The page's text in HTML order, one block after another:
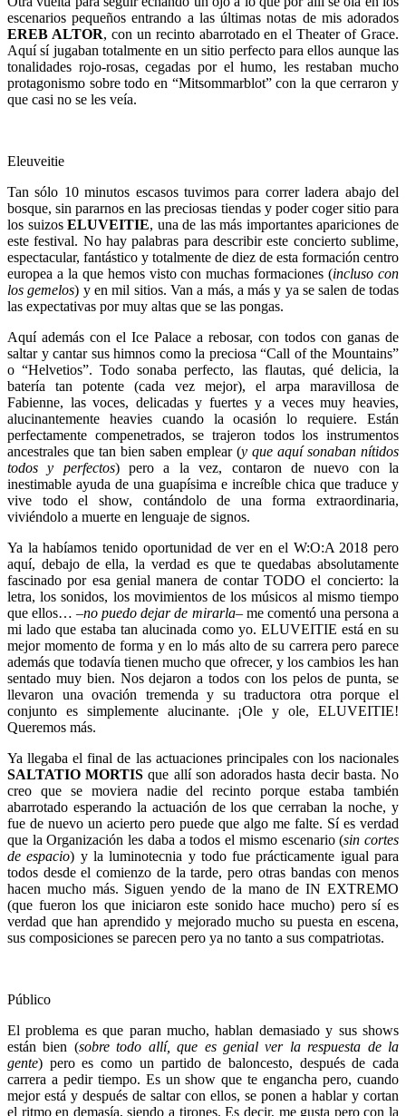
escenarios pequeños entrando a las últimas notas de mis adorados
EREB ALTOR, con un recinto abarrotado en el Theater of Grace.
Aquí sí jugaban totalmente en un sitio perfecto para ellos aunque las
tonalidades rojo-rosas, cegadas por el humo, les restaban mucho
protagonismo sobre todo en “Mitsommarblot” con la que cerraron y
que casi no se les veía.
Eleuveitie
Tan sólo 10 minutos escasos tuvimos para correr ladera abajo del
bosque, sin pararnos en las preciosas tiendas y poder coger sitio para
los suizosELUVEITIE, una de las más importantes apariciones de
este festival. No hay palabras para describir este concierto sublime,
espectacular, fantástico y totalmente de diez de esta formación centro
europea a la que hemos visto con muchas formaciones (incluso con
los gemelos) y en mil sitios. Van a más, a más y ya se salen de todas
las expectativas por muy altas que se las pongas.
Aquí además con el Ice Palace a rebosar, con todos con ganas de
saltar y cantar sus himnos como la preciosa “Call of the Mountains”
o “Helvetios”. Todo sonaba perfecto, las flautas, qué delicia, la
batería tan potente (cada vez mejor), el arpa maravillosa de
Fabienne, las voces, delicadas y fuertes y a veces muy heavies,
alucinantemente heavies cuando la ocasión lo requiere. Están
perfectamente compenetrados, se trajeron todos los instrumentos
ancestrales que tan bien saben emplear (y que aquí sonaban nítidos
todos y perfectos) pero a la vez, contaron de nuevo con la
inestimable ayuda de una guapísima e increíble chica que traduce y
vive todo el show, contándolo de una forma extraordinaria,
viviéndolo a muerte en lenguaje de signos.
Ya la habíamos tenido oportunidad de ver en el W:O:A 2018 pero
aquí, debajo de ella, la verdad es que te quedabas absolutamente
fascinado por esa genial manera de contar TODO el concierto: la
letra, los sonidos, los movimientos de los músicos al mismo tiempo
que ellos… –no puedo dejar de mirarla– me comentó una persona a
mi lado que estaba tan alucinada como yo. ELUVEITIE está en su
mejor momento de forma y en lo más alto de su carrera pero parece
además que todavía tienen mucho que ofrecer, y los cambios les han
sentado muy bien. Nos dejaron a todos con los pelos de punta, se
llevaron una ovación tremenda y su traductora otra porque el
conjunto es simplemente alucinante. ¡Ole y ole, ELUVEITIE!
Queremos más.
Ya llegaba el final de las actuaciones principales con los nacionales
SALTATIO MORTIS que allí son adorados hasta decir basta. No
creo que se moviera nadie del recinto porque estaba también
abarrotado esperando la actuación de los que cerraban la noche, y
fue de nuevo un acierto pero puede que algo me falte. Sí es verdad
que la Organización les daba a todos el mismo escenario (sin cortes
de espacio) y la luminotecnia y todo fue prácticamente igual para
todos desde el comienzo de la tarde, pero otras bandas con menos
hacen mucho más. Siguen yendo de la mano de IN EXTREMO
(que fueron los que iniciaron este sonido hace mucho) pero sí es
verdad que han aprendido y mejorado mucho su puesta en escena,
sus composiciones se parecen pero ya no tanto a sus compatriotas.
Público
El problema es que paran mucho, hablan demasiado y sus shows
están bien (sobre todo allí, que es genial ver la respuesta de la
gente) pero es como un partido de baloncesto, después de cada
carrera a pedir tiempo. Es un show que te engancha pero, cuando
mejor está y después de saltar con ellos, se ponen a hablar y cortan
el ritmo en demasía, siendo a tirones. Es decir, me gusta pero con la